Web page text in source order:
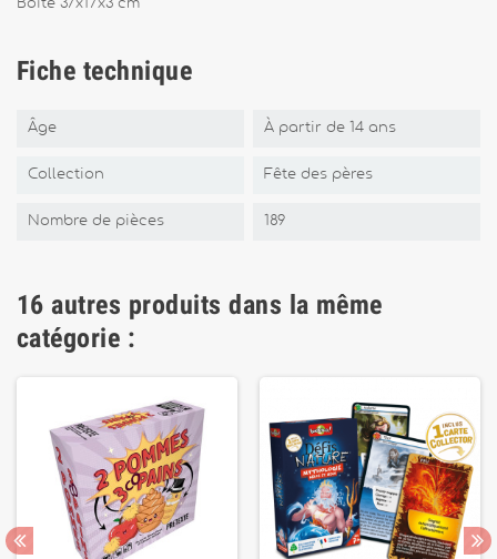
Boîte 37x17x3 cm
Fiche technique
Âge À partir de 14 ans
Collection Fête des pères
Nombre de pièces 189
16 autres produits dans la même
catégorie :